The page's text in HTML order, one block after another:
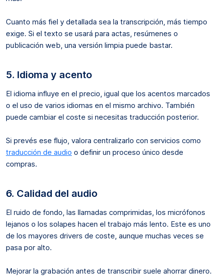
Cuanto más fiel y detallada sea la transcripción, más tiempo
exige. Si el texto se usará para actas, resúmenes o
publicación web, una versión limpia puede bastar.
5. Idioma y acento
El idioma influye en el precio, igual que los acentos marcados
o el uso de varios idiomas en el mismo archivo. También
puede cambiar el coste si necesitas traducción posterior.
Si prevés ese flujo, valora centralizarlo con servicios como
traducción de audio o definir un proceso único desde
compras.
6. Calidad del audio
El ruido de fondo, las llamadas comprimidas, los micrófonos
lejanos o los solapes hacen el trabajo más lento. Este es uno
de los mayores drivers de coste, aunque muchas veces se
pasa por alto.
Mejorar la grabación antes de transcribir suele ahorrar dinero.